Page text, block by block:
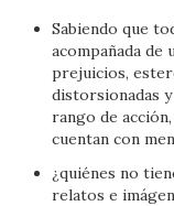
Sabiendo que
acompañada de
prejuicios,
distorsionadas
rango de
cuentan con
¿quiénes no
relatos e